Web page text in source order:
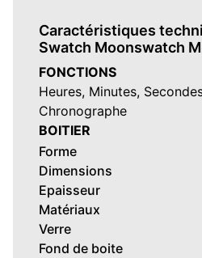
Caractéristiques
Swatch Moonswatch
FONCTIONS
Heures, Minutes,
Chronographe
BOITIER
Forme
Dimensions
Epaisseur
Matériaux
Verre
Fond de boite